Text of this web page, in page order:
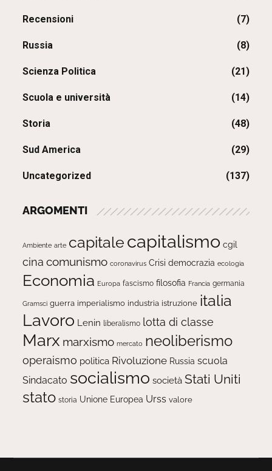
Recensioni (7)
Russia (8)
Scienza Politica (21)
Scuola e università (14)
Storia (48)
Sud America (29)
Uncategorized (137)
ARGOMENTI
Ambiente arte capitale capitalismo cgil
cina comunismo coronavirus Crisi democrazia ecologia
Economia Europa fascismo filosofia Francia germania
Gramsci guerra imperialismo industria istruzione italia
Lavoro Lenin liberalismo lotta di classe
Marx marxismo mercato neoliberismo
operaismo politica Rivoluzione Russia scuola
Sindacato socialismo società Stati Uniti
stato storia Unione Europea Urss valore